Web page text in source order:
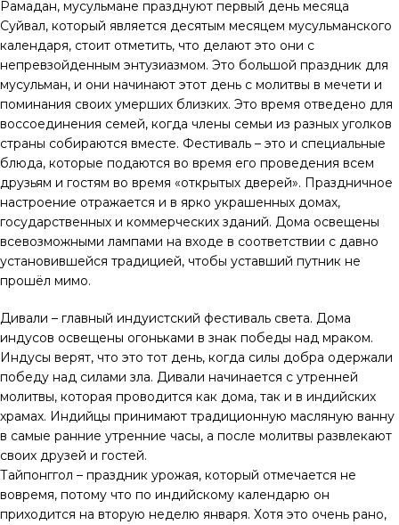
Рамадан, мусульмане празднуют первый день месяца
Суйвал, который является десятым месяцем мусульманского
календаря, стоит отметить, что делают это они с
непревзойденным энтузиазмом. Это большой праздник для
мусульман, и они начинают этот день с молитвы в мечети и
поминания своих умерших близких. Это время отведено для
воссоединения семей, когда члены семьи из разных уголков
страны собираются вместе. Фестиваль – это и специальные
блюда, которые подаются во время его проведения всем
друзьям и гостям во время «открытых дверей». Праздничное
настроение отражается и в ярко украшенных домах,
государственных и коммерческих зданий. Дома освещены
всевозможными лампами на входе в соответствии с давно
установившейся традицией, чтобы уставший путник не
прошёл мимо.
Дивали – главный индуистский фестиваль света. Дома
индусов освещены огоньками в знак победы над мраком.
Индусы верят, что это тот день, когда силы добра одержали
победу над силами зла. Дивали начинается с утренней
молитвы, которая проводится как дома, так и в индийских
храмах. Индийцы принимают традиционную масляную ванну
в самые ранние утренние часы, а после молитвы развлекают
своих друзей и гостей.
Тайпонггол – праздник урожая, который отмечается не
вовремя, потому что по индийскому календарю он
приходится на вторую неделю января. Хотя это очень рано,